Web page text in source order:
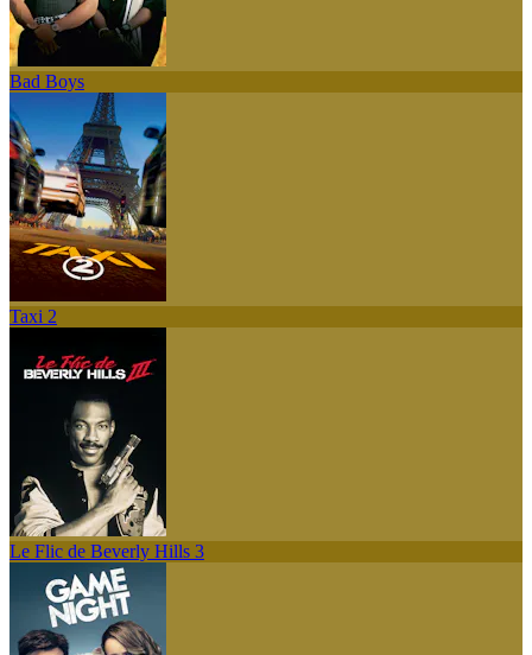
Bad Boys
Taxi 2
Le Flic de Beverly Hills 3